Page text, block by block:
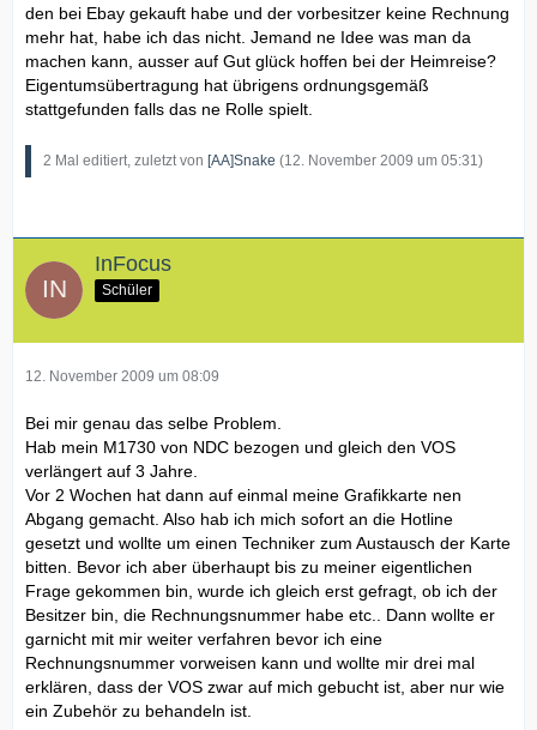
den bei Ebay gekauft habe und der vorbesitzer keine Rechnung
mehr hat, habe ich das nicht. Jemand ne Idee was man da
machen kann, ausser auf Gut glück hoffen bei der Heimreise?
Eigentumsübertragung hat übrigens ordnungsgemäß
stattgefunden falls das ne Rolle spielt.
2 Mal editiert, zuletzt von [AA]Snake (12. November 2009 um 05:31 )
InFocus
Schüler
12. November 2009 um 08:09
Bei mir genau das selbe Problem.
Hab mein M1730 von NDC bezogen und gleich den VOS
verlängert auf 3 Jahre.
Vor 2 Wochen hat dann auf einmal meine Grafikkarte nen
Abgang gemacht. Also hab ich mich sofort an die Hotline
gesetzt und wollte um einen Techniker zum Austausch der Karte
bitten. Bevor ich aber überhaupt bis zu meiner eigentlichen
Frage gekommen bin, wurde ich gleich erst gefragt, ob ich der
Besitzer bin, die Rechnungsnummer habe etc.. Dann wollte er
garnicht mit mir weiter verfahren bevor ich eine
Rechnungsnummer vorweisen kann und wollte mir drei mal
erklären, dass der VOS zwar auf mich gebucht ist, aber nur wie
ein Zubehör zu behandeln ist.